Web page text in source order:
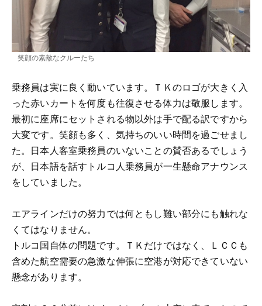
笑顔の素敵なクルーたち
乗務員は実に良く動いています。ＴＫのロゴが大きく入
った赤いカートを何度も往復させる体力は敬服します。
最初に座席にセットされる物以外は手で配る訳ですから
大変です。笑顔も多く、気持ちのいい時間を過ごせまし
た。日本人客室乗務員のいないことの賛否あるでしょう
が、日本語を話すトルコ人乗務員が一生懸命アナウンス
をしていました。
エアラインだけの努力では何ともし難い部分にも触れな
くてはなりません。
トルコ国自体の問題です。ＴＫだけではなく、ＬＣＣも
含めた航空需要の急激な伸張に空港が対応できていない
懸念があります。